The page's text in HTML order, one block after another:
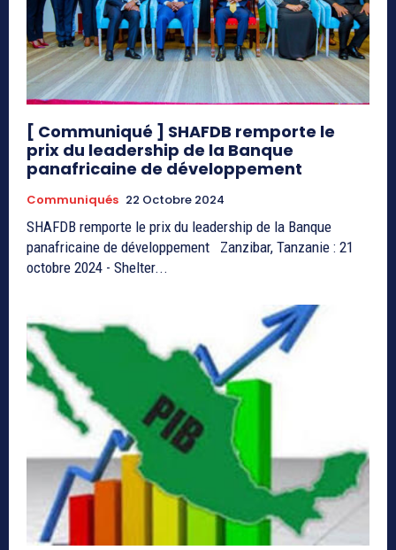
[ Communiqué ] SHAFDB remporte le
prix du leadership de la Banque
panafricaine de développement
Communiqués 22 Octobre 2024
SHAFDB remporte le prix du leadership de la Banque
panafricaine de développement Zanzibar, Tanzanie : 21
octobre 2024 - Shelter...